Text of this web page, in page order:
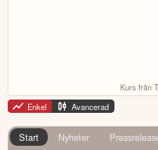
Kurs från
Enkel
Avancerad
Start Nyheter